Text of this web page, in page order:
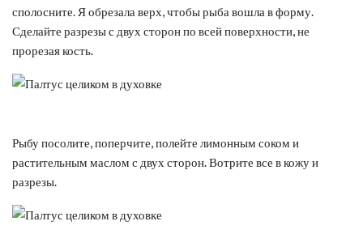
сполосните. Я обрезала верх, чтобы рыба вошла в форму.
Сделайте разрезы с двух сторон по всей поверхности, не
прорезая кость.
Рыбу посолите, поперчите, полейте лимонным соком и
растительным маслом с двух сторон. Вотрите все в кожу и
разрезы.